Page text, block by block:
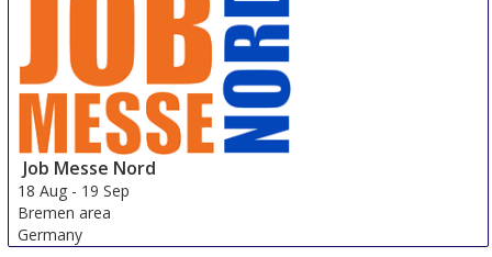
Job Messe Nord
18 Aug - 19 Sep
Bremen area
Germany